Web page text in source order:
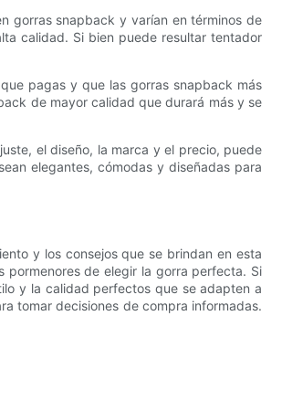
gorras snapback y varían en términos de
calidad. Si bien puede resultar tentador
pagas y que las gorras snapback más
de mayor calidad que durará más y se
el diseño, la marca y el precio, puede
elegantes, cómodas y diseñadas para
y los consejos que se brindan en esta
pormenores de elegir la gorra perfecta. Si
y la calidad perfectos que se adapten a
tomar decisiones de compra informadas.